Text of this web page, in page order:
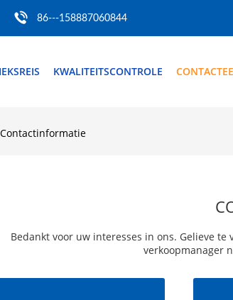
86---158887060844
KWALITEITSCONTROLE
Bedankt voor uw interesses in ons. Gelieve
verkoopmanager